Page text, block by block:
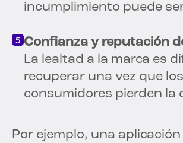
incumplimiento puede
Confianza y reputación
La lealtad a la marca es
recuperar una vez que los
consumidores pierden la
Por ejemplo, una